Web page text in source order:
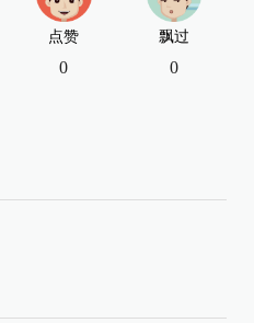
点赞
0
飘过
0